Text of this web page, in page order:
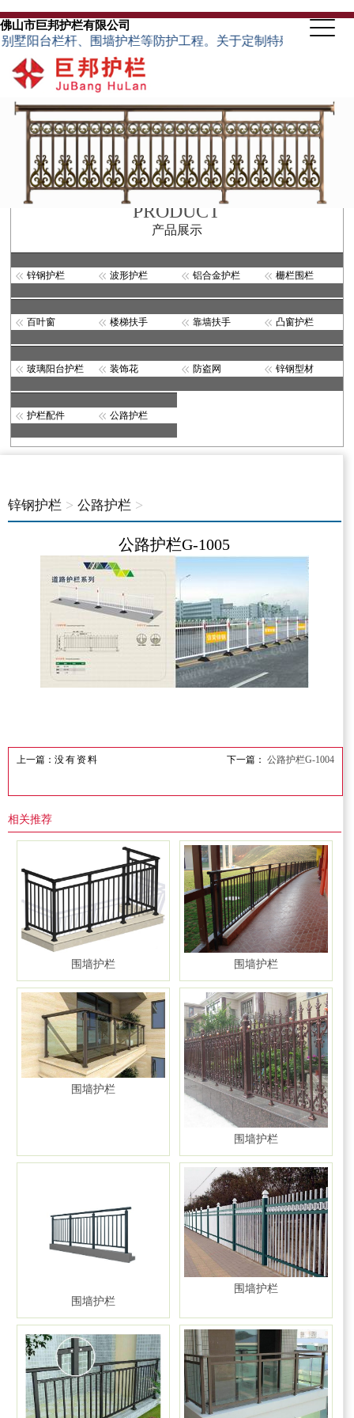
佛山市巨邦护栏有限公司
台栏杆、围墙护栏等防护工程。关于定制特殊规格的护栏
PRODUCT
产品展示
锌钢护栏 波形护栏 铝合金护栏 栅栏围栏
百叶窗 楼梯扶手 靠墙扶手 凸窗护栏
玻璃阳台护栏 装饰花 防盗网 锌钢型材
护栏配件 公路护栏
锌钢护栏 >公路护栏 >
公路护栏G-1005
上一篇：没有资料 下一篇： 公路护栏G-1004
相关推荐
围墙护栏 围墙护栏
围墙护栏
围墙护栏
围墙护栏
围墙护栏